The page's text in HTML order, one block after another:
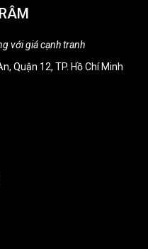
với giá cạnh tranh
Quận 12, TP. Hồ Chí Minh